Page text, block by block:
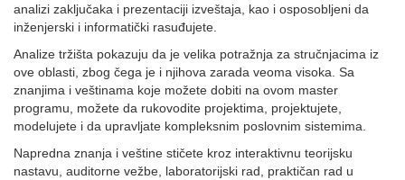
analizi zaključaka i prezentaciji izveštaja, kao i osposobljeni da
inženjerski i informatički rasuđujete.
Analize tržišta pokazuju da je velika potražnja za stručnjacima iz
ove oblasti, zbog čega je i njihova zarada veoma visoka. Sa
znanjima i veštinama koje možete dobiti na ovom master
programu, možete da rukovodite projektima, projektujete,
modelujete i da upravljate kompleksnim poslovnim sistemima.
Napredna znanja i veštine stičete kroz interaktivnu teorijsku
nastavu, auditorne vežbe, laboratorijski rad, praktičan rad u